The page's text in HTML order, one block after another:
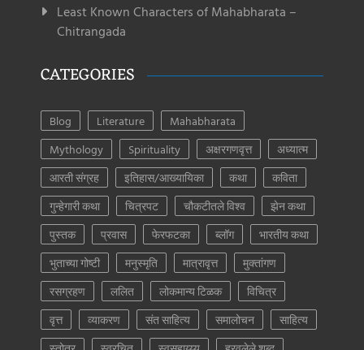
Least Known Characters of Mahabharata –
Chitrangada
CATEGORIES
Blog Literature
Mahabharata
Mythology
Spirituality अक्षरगणवृत्त
अध्यात्म
आरती संग्रह
इतिहास/आख्यायिका कथा
कविता
गुन्हेगारी कथा
चित्रपट चौकटीतले विश्व
झेन कथा
पुस्तक
प्रवास फेरफटका ब्लॉग
भारतीय कथा
भुताच्या गोष्टी
मनुस्मृति मात्रावृत्त
मुक्तांगण
रसग्रहण
ललित लोकमान्य टिळक
विचित्र
वृत्त
व्याकरण संत साहित्य समालोचन
साहित्य